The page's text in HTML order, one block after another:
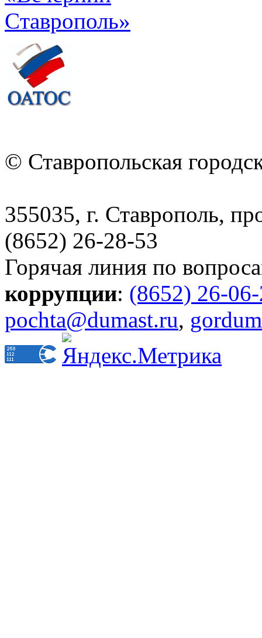
© Ставропольская
355035, г. Ставрополь,
(8652) 26-28-53
Горячая линия по
коррупции: (8652) 26-
pochta@dumast.ru,